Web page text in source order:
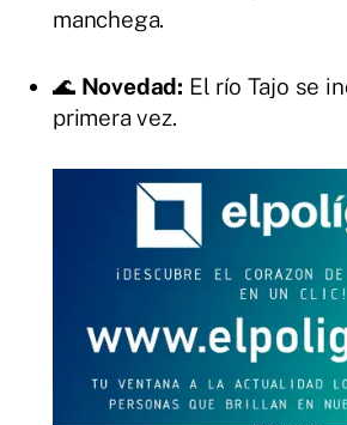
manchega.
🌊 Novedad: El río Tajo se
primera vez.